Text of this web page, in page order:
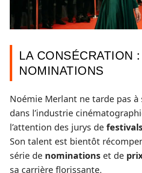
LA CONSÉCRATION
NOMINATIONS
Noémie Merlant ne tarde pas à
dans l’industrie
l’attention des jurys de
Son talent est bientôt
série de nominations et de
sa carrière florissante.